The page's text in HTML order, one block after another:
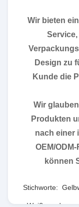
Wir bieten
Design zu
Kunde die
Wir
Produkten
nach einer
OEM/
können
Stichworte: